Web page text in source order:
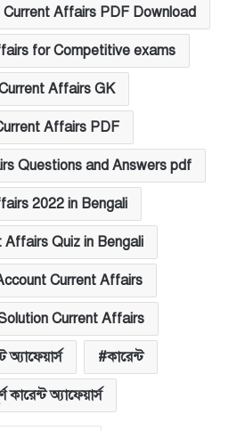
Affairs PDF Download
for Competitive exams
Affairs GK
Affairs PDF
Questions and Answers pdf
2022 in Bengali
Affairs Quiz in Bengali
Current Affairs
Current Affairs
কারেন্ট
কারেন্ট অ্যাফেয়ার্স